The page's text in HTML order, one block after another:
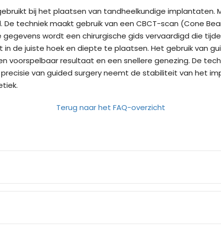
bij het plaatsen van tandheelkundige
techniek maakt gebruik van een CBCT-scan (Cone
wordt een chirurgische gids vervaardigd die
de juiste hoek en diepte te plaatsen. Het gebruik van
voorspelbaar resultaat en een snellere genezing. De
van guided surgery neemt de stabiliteit van het
Terug naar het FAQ-overzicht